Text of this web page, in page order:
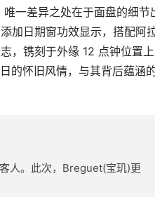
一差异之处在于面盘的细节
加日期窗功效显示，搭配阿
，镌刻于外缘 12 点钟位置上
的怀旧风情，与其背后蕴涵
人。此次，Breguet(宝玑)更